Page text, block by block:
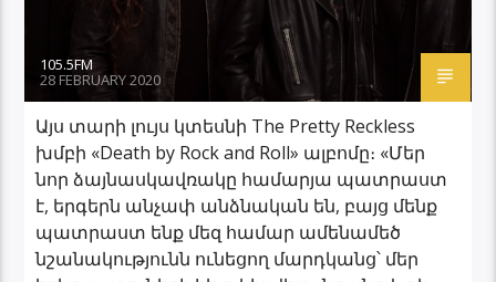
105.5FM
28 FEBRUARY 2020
Այս տարի լույս կտեսնի The Pretty Reckless
խմբի «Death by Rock and Roll» ալբոմը։ «Մեր
նոր ձայնասկավռակը համարյա պատրաստ
է, երգերն անչափ անձնական են, բայց մենք
պատրաստ ենք մեզ համար ամենամեծ
նշանակությունն ունեցող մարդկանց՝ մեր